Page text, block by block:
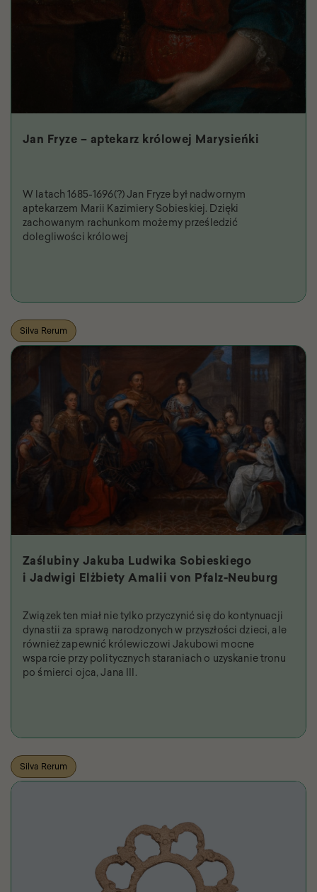
Jan Fryze – aptekarz królowej Marysieńki
W latach 1685-1696(?) Jan Fryze był nadwornym
aptekarzem Marii Kazimiery Sobieskiej. Dzięki
zachowanym rachunkom możemy prześledzić
dolegliwości królowej
Silva Rerum
Zaślubiny Jakuba Ludwika Sobieskiego
i Jadwigi Elżbiety Amalii von Pfalz-Neuburg
Związek ten miał nie tylko przyczynić się do kontynuacji
dynastii za sprawą narodzonych w przyszłości dzieci, ale
również zapewnić królewiczowi Jakubowi mocne
wsparcie przy politycznych staraniach o uzyskanie tronu
po śmierci ojca, Jana III.
Silva Rerum